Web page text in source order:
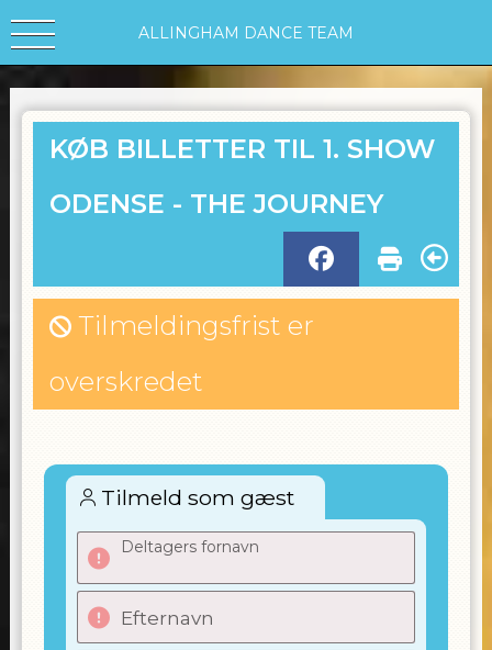
ALLINGHAM DANCE TEAM
KØB BILLETTER TIL 1. SHOW
ODENSE - THE JOURNEY
Tilmeldingsfrist er
overskredet
Tilmeld som gæst
Deltagers fornavn
Efternavn